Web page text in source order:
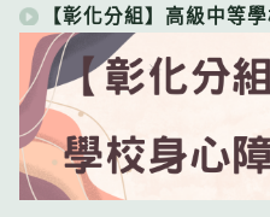
【彰化分組】高級中等